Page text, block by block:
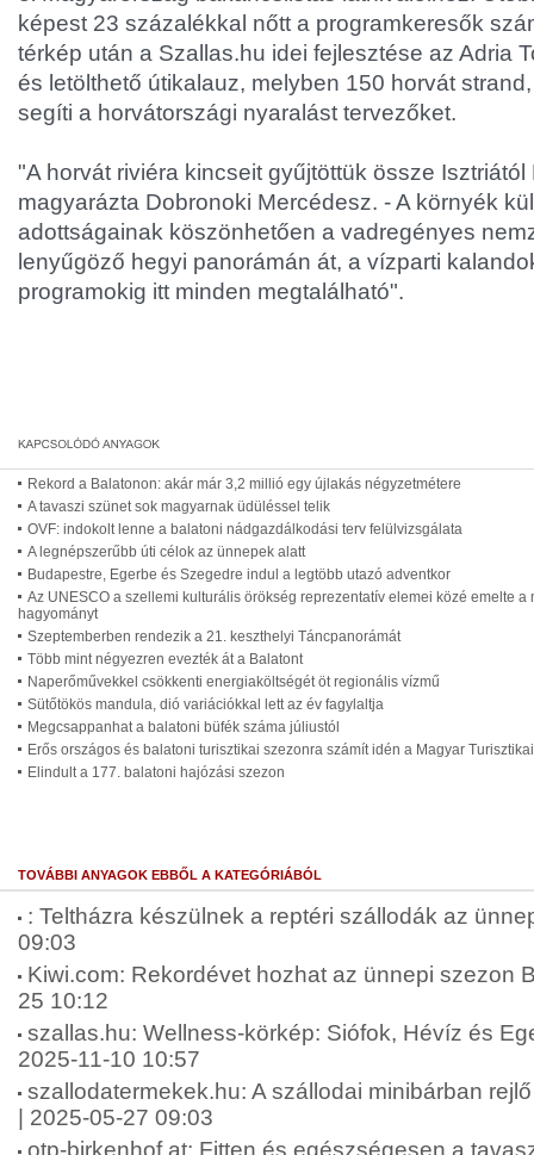
képest 23 százalékkal nőtt a programkeresők
térkép után a Szallas.hu idei fejlesztése az Adria
és letölthető útikalauz, melyben 150 horvát
segíti a horvátországi nyaralást tervezőket.
"A horvát riviéra kincseit gyűjtöttük össze Isztriától
magyarázta Dobronoki Mercédesz. - A környék
adottságainak köszönhetően a vadregényes
lenyűgöző hegyi panorámán át, a vízparti
programokig itt minden megtalálható".
Rekord a Balatonon: akár már 3,2 millió egy újlakás négyzetmétere
A tavaszi szünet sok magyarnak üdüléssel telik
OVF: indokolt lenne a balatoni nádgazdálkodási terv felülvizsgálata
A legnépszerűbb úti célok az ünnepek alatt
Budapestre, Egerbe és Szegedre indul a legtöbb utazó adventkor
Az UNESCO a szellemi kulturális örökség reprezentatív elemei közé emelte a
hagyományt
Szeptemberben rendezik a 21. keszthelyi Táncpanorámát
Több mint négyezren evezték át a Balatont
Naperőművekkel csökkenti energiaköltségét öt regionális vízmű
Sütőtökös mandula, dió variációkkal lett az év fagylaltja
Megcsappanhat a balatoni büfék száma júliustól
Erős országos és balatoni turisztikai szezonra számít idén a Magyar
Elindult a 177. balatoni hajózási szezon
TOVÁBBI ANYAGOK EBBŐL A KATEGÓRIÁBÓL
: Teltházra készülnek a reptéri szállodák az
09:03
Kiwi.com: Rekordévet hozhat az ünnepi szezon
25 10:12
szallas.hu: Wellness-körkép: Siófok, Hévíz és
2025-11-10 10:57
szallodatermekek.hu: A szállodai minibárban
| 2025-05-27 09:03
otp-birkenhof.at: Fitten és egészségesen a